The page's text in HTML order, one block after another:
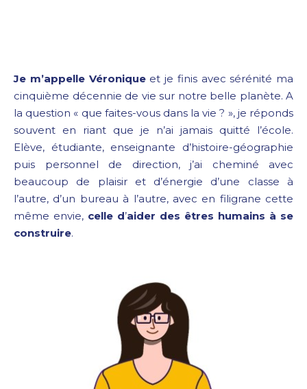
Je m’appelle Véroniqueet je finis avec sérénité ma
cinquième décennie de vie sur notre belle planète. A
la question « que faites-vous dans la vie ? », je réponds
souvent en riant que je n’ai jamais quitté l’école.
Elève, étudiante, enseignante d’histoire-géographie
puis personnel de direction, j’ai cheminé avec
beaucoup de plaisir et d’énergie d’une classe à
l’autre, d’un bureau à l’autre, avec en filigrane cette
même envie, celle d’aider des êtres humains à se
construire.